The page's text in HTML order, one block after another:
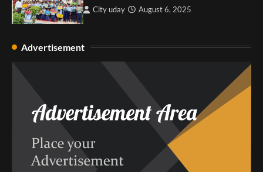
City uday August 6, 2025
Advertisement